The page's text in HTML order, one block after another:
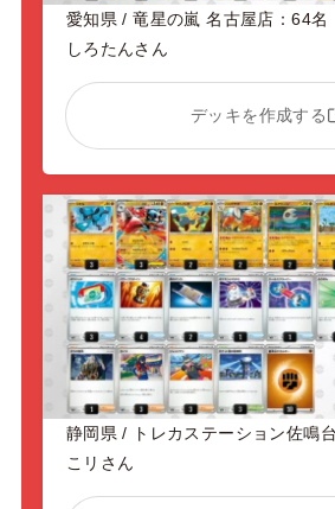
愛知県 / 竜星の嵐 名古屋店：64名
しろたんさん
デッキを作成する
静岡県 / トレカステーション佐鳴
こリさん